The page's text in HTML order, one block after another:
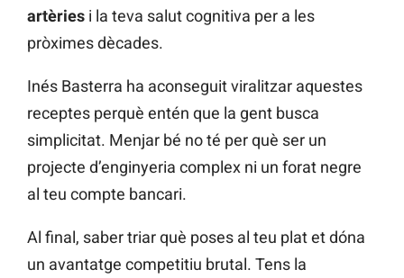
artèries i la teva salut cognitiva per a les
pròximes dècades.
Inés Basterra ha aconseguit viralitzar aquestes
receptes perquè entén que la gent busca
simplicitat. Menjar bé no té per què ser un
projecte d’enginyeria complex ni un forat negre
al teu compte bancari.
Al final, saber triar què poses al teu plat et dóna
un avantatge competitiu brutal. Tens la